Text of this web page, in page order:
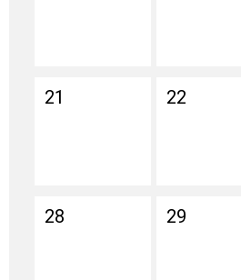
21 22
28 29